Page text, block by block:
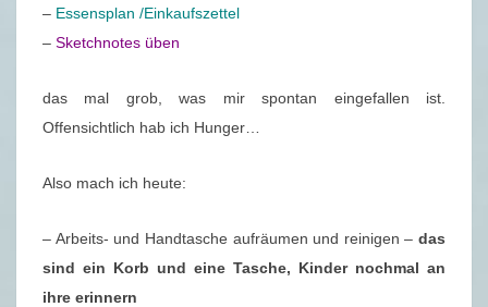
– Essensplan /Einkaufszettel
– Sketchnotes üben
das mal grob, was mir spontan eingefallen ist.
Offensichtlich hab ich Hunger…
Also mach ich heute:
– Arbeits- und Handtasche aufräumen und reinigen – das
sind ein Korb und eine Tasche, Kinder nochmal an
ihre erinnern